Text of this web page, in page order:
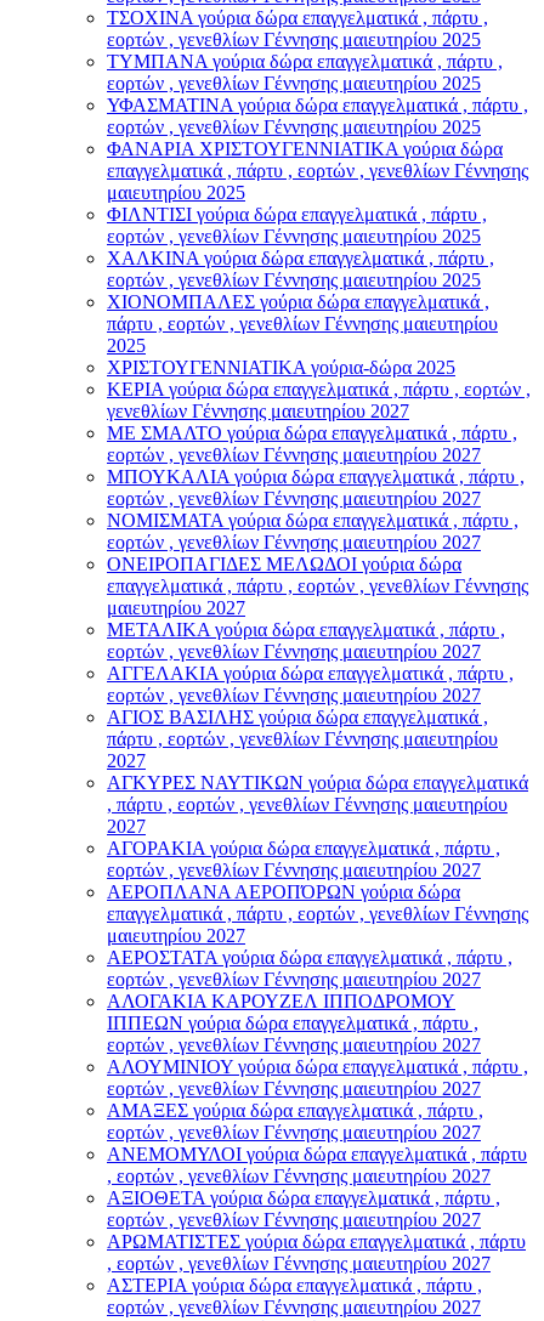
ΤΣΟΧΙΝΑ γούρια δώρα επαγγελματικά , πάρτυ ,
εορτών , γενεθλίων Γέννησης μαιευτηρίου 2025
ΤΥΜΠΑΝΑ γούρια δώρα επαγγελματικά , πάρτυ ,
εορτών , γενεθλίων Γέννησης μαιευτηρίου 2025
ΥΦΑΣΜΑΤΙΝΑ γούρια δώρα επαγγελματικά , πάρτυ ,
εορτών , γενεθλίων Γέννησης μαιευτηρίου 2025
ΦΑΝΑΡΙΑ ΧΡΙΣΤΟΥΓΕΝΝΙΑΤΙΚΑ γούρια δώρα
επαγγελματικά , πάρτυ , εορτών , γενεθλίων Γέννησης
μαιευτηρίου 2025
ΦΙΛΝΤΙΣΙ γούρια δώρα επαγγελματικά , πάρτυ ,
εορτών , γενεθλίων Γέννησης μαιευτηρίου 2025
ΧΑΛΚΙΝΑ γούρια δώρα επαγγελματικά , πάρτυ ,
εορτών , γενεθλίων Γέννησης μαιευτηρίου 2025
ΧΙΟΝΟΜΠΑΛΕΣ γούρια δώρα επαγγελματικά ,
πάρτυ , εορτών , γενεθλίων Γέννησης μαιευτηρίου
2025
ΧΡΙΣΤΟΥΓΕΝΝΙΑΤΙΚΑ γούρια-δώρα 2025
ΚΕΡΙΑ γούρια δώρα επαγγελματικά , πάρτυ , εορτών ,
γενεθλίων Γέννησης μαιευτηρίου 2027
ΜΕ ΣΜΑΛΤΟ γούρια δώρα επαγγελματικά , πάρτυ ,
εορτών , γενεθλίων Γέννησης μαιευτηρίου 2027
ΜΠΟΥΚΑΛΙΑ γούρια δώρα επαγγελματικά , πάρτυ ,
εορτών , γενεθλίων Γέννησης μαιευτηρίου 2027
ΝΟΜΙΣΜΑΤΑ γούρια δώρα επαγγελματικά , πάρτυ ,
εορτών , γενεθλίων Γέννησης μαιευτηρίου 2027
ΟΝΕΙΡΟΠΑΓΙΔΕΣ ΜΕΛΩΔΟΙ γούρια δώρα
επαγγελματικά , πάρτυ , εορτών , γενεθλίων Γέννησης
μαιευτηρίου 2027
ΜΕΤΑΛΙΚΑ γούρια δώρα επαγγελματικά , πάρτυ ,
εορτών , γενεθλίων Γέννησης μαιευτηρίου 2027
ΑΓΓΕΛΑΚΙΑ γούρια δώρα επαγγελματικά , πάρτυ ,
εορτών , γενεθλίων Γέννησης μαιευτηρίου 2027
ΑΓΙΟΣ ΒΑΣΙΛΗΣ γούρια δώρα επαγγελματικά ,
πάρτυ , εορτών , γενεθλίων Γέννησης μαιευτηρίου
2027
ΑΓΚΥΡΕΣ ΝΑΥΤΙΚΩΝ γούρια δώρα επαγγελματικά
, πάρτυ , εορτών , γενεθλίων Γέννησης μαιευτηρίου
2027
ΑΓΟΡΑΚΙΑ γούρια δώρα επαγγελματικά , πάρτυ ,
εορτών , γενεθλίων Γέννησης μαιευτηρίου 2027
ΑΕΡΟΠΛΑΝΑ ΑΕΡΟΠΌΡΩΝ γούρια δώρα
επαγγελματικά , πάρτυ , εορτών , γενεθλίων Γέννησης
μαιευτηρίου 2027
ΑΕΡΟΣΤΑΤΑ γούρια δώρα επαγγελματικά , πάρτυ ,
εορτών , γενεθλίων Γέννησης μαιευτηρίου 2027
ΑΛΟΓΑΚΙΑ ΚΑΡΟΥΖΕΛ ΙΠΠΟΔΡΟΜΟΥ
ΙΠΠΕΩΝ γούρια δώρα επαγγελματικά , πάρτυ ,
εορτών , γενεθλίων Γέννησης μαιευτηρίου 2027
ΑΛΟΥΜΙΝΙΟΥ γούρια δώρα επαγγελματικά , πάρτυ ,
εορτών , γενεθλίων Γέννησης μαιευτηρίου 2027
ΑΜΑΞΕΣ γούρια δώρα επαγγελματικά , πάρτυ ,
εορτών , γενεθλίων Γέννησης μαιευτηρίου 2027
ΑΝΕΜΟΜΥΛΟI γούρια δώρα επαγγελματικά , πάρτυ
, εορτών , γενεθλίων Γέννησης μαιευτηρίου 2027
ΑΞΙΟΘΕΤΑ γούρια δώρα επαγγελματικά , πάρτυ ,
εορτών , γενεθλίων Γέννησης μαιευτηρίου 2027
ΑΡΩΜΑΤΙΣΤΕΣ γούρια δώρα επαγγελματικά , πάρτυ
, εορτών , γενεθλίων Γέννησης μαιευτηρίου 2027
ΑΣΤΕΡIA γούρια δώρα επαγγελματικά , πάρτυ ,
εορτών , γενεθλίων Γέννησης μαιευτηρίου 2027